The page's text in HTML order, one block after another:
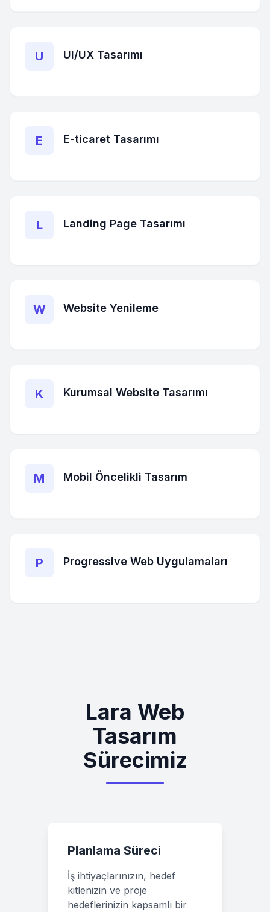
U UI/UX Tasarımı
E E-ticaret Tasarımı
L Landing Page Tasarımı
W Website Yenileme
K Kurumsal Website Tasarımı
M Mobil Öncelikli Tasarım
P Progressive Web Uygulamaları
Lara Web
Tasarım
Sürecimiz
Planlama Süreci
İş ihtiyaçlarınızın, hedef
kitlenizin ve proje
hedeflerinizin kapsamlı bir